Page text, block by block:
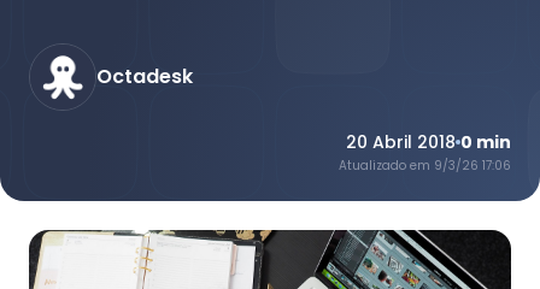
Octadesk
20 Abril 2018 0 min
Atualizado em 9/3/26 17:06